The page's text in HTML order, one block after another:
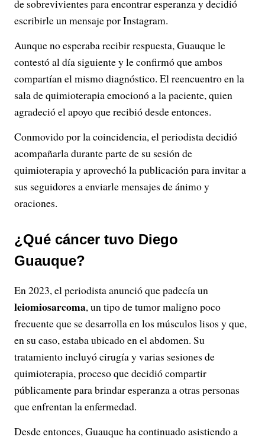
de sobrevivientes para encontrar esperanza y decidió
escribirle un mensaje por Instagram.
Aunque no esperaba recibir respuesta, Guauque le
contestó al día siguiente y le confirmó que ambos
compartían el mismo diagnóstico. El reencuentro en la
sala de quimioterapia emocionó a la paciente, quien
agradeció el apoyo que recibió desde entonces.
Conmovido por la coincidencia, el periodista decidió
acompañarla durante parte de su sesión de
quimioterapia y aprovechó la publicación para invitar a
sus seguidores a enviarle mensajes de ánimo y
oraciones.
¿Qué cáncer tuvo Diego
Guauque?
En 2023, el periodista anunció que padecía un
leiomiosarcoma, un tipo de tumor maligno poco
frecuente que se desarrolla en los músculos lisos y que,
en su caso, estaba ubicado en el abdomen. Su
tratamiento incluyó cirugía y varias sesiones de
quimioterapia, proceso que decidió compartir
públicamente para brindar esperanza a otras personas
que enfrentan la enfermedad.
Desde entonces, Guauque ha continuado asistiendo a